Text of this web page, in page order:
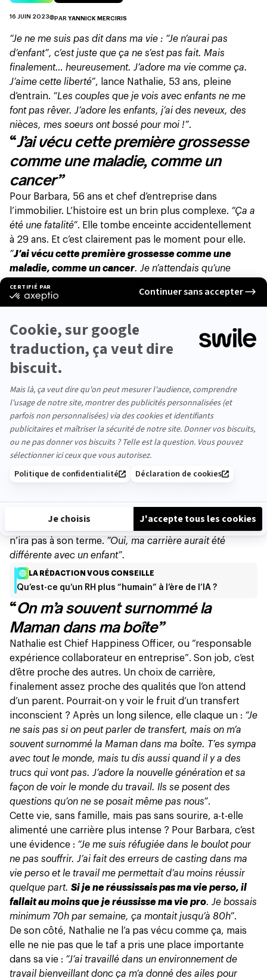
16 JUIN 2023 PAR YANNICK MERCIRIS
“Je ne me suis pas dit dans ma vie : “Je n’aurai pas
d’enfant”, c’est juste que ça ne s’est pas fait. Mais
finalement… heureusement. J’adore ma vie comme ça.
J’aime cette liberté”, lance Nathalie, 53 ans, pleine
d’entrain. “Les couples que je vois avec enfants ne me
font pas rêver. J’adore les enfants, j’ai des neveux, des
nièces, mes soeurs ont bossé pour moi !”.
“J’ai vécu cette première grossesse
comme une maladie, comme un
cancer”
Pour Barbara, 56 ans et chef d’entreprise dans
l’immobilier. L’histoire est un brin plus complexe. “Ça a
été une fatalité”. Elle tombe enceinte accidentellement
à 29 ans. Et c’est clairement pas le moment pour elle.
”J’ai vécu cette première grossesse comme une
maladie, comme un cancer. Je n’attendais qu’une
chose, c’était l’IVG”
“Pour moi la parentalité, c’est un projet d’amour. Ça a été
souvient-elle avec émotion.
Mais ce qui l’a aussi poussé à ne pas démarrer une
famille, c’est le boulot.“Je n’avais pas l’intention de
changer mon mode de vie. Je travaillais du jeudi au
avec un entraînement strict. Pendant 10 ans je n’ai que 5
weekends par an. C’était une volonté de ma part, mais
aussi un prétexte”, rembobine-t-elle avant d’ajouter
qu’une image l’a particulièrement marquée :“J*’ai été
très influencée par les femmes de la profession qui
étaient plus âgées que moi et à qui on avait retiré la
garde de leurs enfants parce qu’elles travaillaient le
représentera plusieurs fois, mais à chaque fois, cela
n’ira pas à son terme. ”Oui, ma carrière aurait été
différente avec un enfant”.
LA RÉDACTION VOUS CONSEILLE
Qu’est-ce qu’un RH plus “humain” à l’ère de l’IA ?
“On m’a souvent surnommé la
Maman dans ma boîte”
Nathalie est Chief Happiness Officer, ou “responsable
expérience collaborateur en entreprise”. Son job, c’est
d’être proche des autres. Un choix de carrière,
finalement assez proche des qualités que l’on attend
d’un parent. Pourrait-on y voir le fruit d’un transfert
inconscient ? Après un long silence, elle claque un : “Je
ne sais pas si on peut parler de transfert, mais on m’a
souvent surnommé la Maman dans ma boîte. T’es sympa
avec tout le monde, mais tu dis aussi quand il y a des
trucs qui vont pas. J’adore la nouvelle génération et sa
façon de voir le monde du travail. Ils se posent des
questions qu’on ne se posait même pas nous”.
Cette vie, sans famille, mais pas sans sourire, a-t-elle
alimenté une carrière plus intense ? Pour Barbara, c’est
une évidence : “Je me suis réfugiée dans le boulot pour
ne pas souffrir. J’ai fait des erreurs de casting dans ma
vie perso et le travail me permettait d’au moins réussir
quelque part. Si je ne réussissais pas ma vie perso, il
fallait au moins que je réussisse ma vie pro. Je bossais
minimum 70h par semaine, ça montait jusqu’à 80h”.
De son côté, Nathalie ne l’a pas vécu comme ça, mais
elle ne nie pas que le taf a pris une place importante
dans sa vie : ”J’ai travaillé dans un environnement de
travail bienveillant donc ça m’a donné des ailes pour